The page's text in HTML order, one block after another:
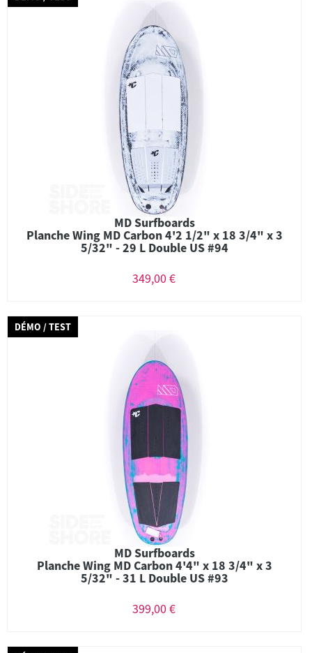
MD Surfboards
Planche Wing MD Carbon 4'2 1/2" x 18 3/4" x 3
5/32" - 29 L Double US #94
349,00 €
DÉMO / TEST
MD Surfboards
Planche Wing MD Carbon 4'4" x 18 3/4" x 3
5/32" - 31 L Double US #93
399,00 €